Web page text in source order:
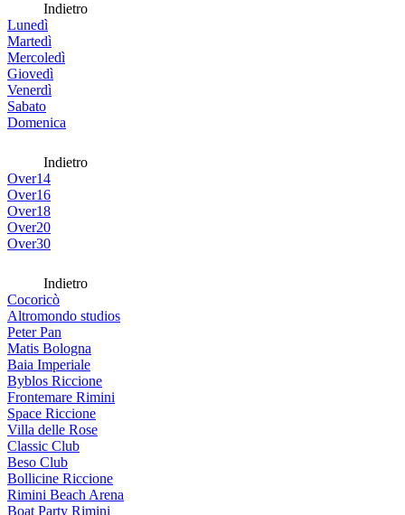
Indietro
Lunedì
Martedì
Mercoledì
Giovedì
Venerdì
Sabato
Domenica
Indietro
Over14
Over16
Over18
Over20
Over30
Indietro
Cocoricò
Altromondo studios
Peter Pan
Matis Bologna
Baia Imperiale
Byblos Riccione
Frontemare Rimini
Space Riccione
Villa delle Rose
Classic Club
Beso Club
Bollicine Riccione
Rimini Beach Arena
Boat Party Rimini